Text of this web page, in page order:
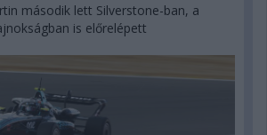
második lett Silverstone-ban, a
is előrelépett